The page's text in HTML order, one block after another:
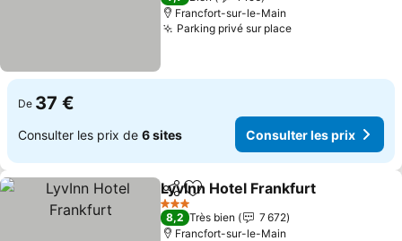
Francfort-sur-le-Main
Parking privé sur placeConsulter les
De 37 €
Consulter les prix de 6 sites Consulter les prix
PartagerAjouter à mes favoris
LyvInn Hotel Frankfurt
3 Étoiles
8,2 Très bien
7 672
Francfort-sur-le-Main